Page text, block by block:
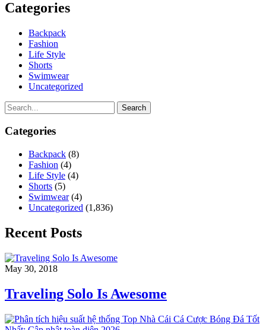
Categories
Backpack
Fashion
Life Style
Shorts
Swimwear
Uncategorized
Search
Categories
Backpack (8)
Fashion (4)
Life Style (4)
Shorts (5)
Swimwear(4)
Uncategorized (1,836)
Recent Posts
May 30, 2018
Traveling Solo Is Awesome